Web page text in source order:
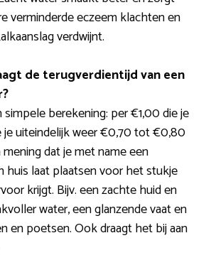
verminderde eczeem klachten en
verdwijnt.
de terugverdientijd van een
berekening: per €1,00 die je
je uiteindelijk weer €0,70 tot €0,80
mening dat je met name een
huis laat plaatsen voor het stukje
krijgt. Bijv. een zachte huid en
water, een glanzende vaat en
en poetsen. Ook draagt het bij aan